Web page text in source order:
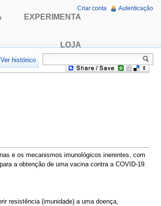
e os mecanismos imunológicos inerentes, com
a obtenção de uma vacina contra a COVID-19.
resistência (imunidade) a uma doença,
EXPERIMENTA
LOJA
Criar conta Autenticação
Ver histórico